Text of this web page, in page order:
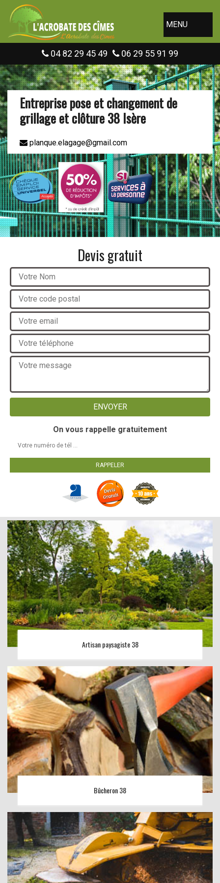
MENU
04 82 29 45 49 06 29 55 91 99
Entreprise pose et changement de
grillage et clôture 38 Isère
planque.elagage@gmail.com
Devis gratuit
On vous rappelle gratuitement
Artisan paysagiste 38
Bûcheron 38